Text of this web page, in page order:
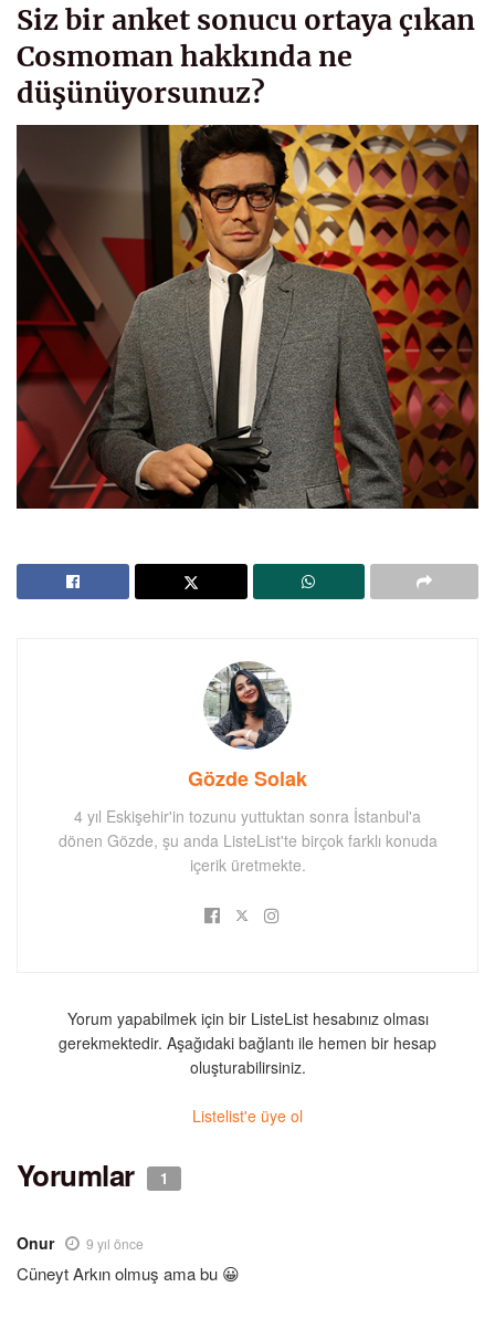
Siz bir anket sonucu ortaya çıkan
Cosmoman hakkında ne
düşünüyorsunuz?
Gözde Solak
4 yıl Eskişehir'in tozunu yuttuktan sonra İstanbul'a
dönen Gözde, şu anda ListeList'te birçok farklı konuda
içerik üretmekte.
Yorum yapabilmek için bir ListeList hesabınız olması
gerekmektedir. Aşağıdaki bağlantı ile hemen bir hesap
oluşturabilirsiniz.
Listelist'e üye ol
Yorumlar 1
Onur 9 yıl önce
Cüneyt Arkın olmuş ama bu 😀